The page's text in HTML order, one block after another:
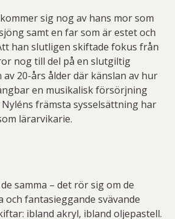
sig nog av hans mor som
samt en far som är estet och
han slutligen skiftade fokus från
nog till del på en slutgiltig
20-års ålder där känslan av hur
en musikalisk försörjning
främsta sysselsättning har
lärarvikarie.
samma – det rör sig om de
och fantasieggande svävande
ibland akryl, ibland oljepastell.